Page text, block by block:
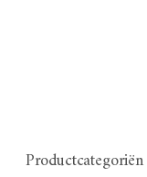
Productcategoriën